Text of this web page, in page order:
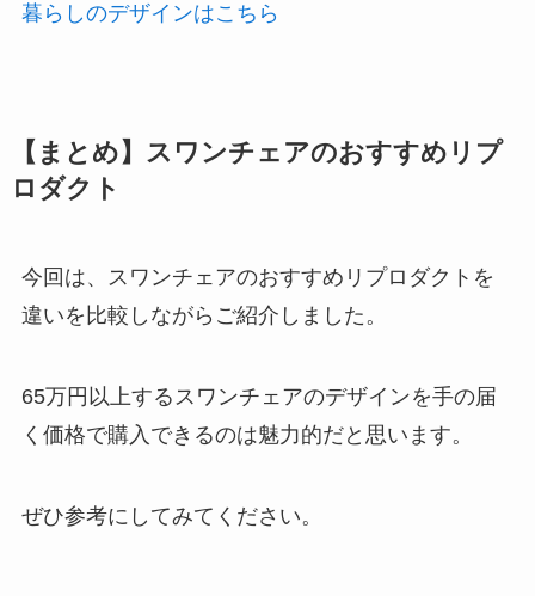
暮らしのデザインはこちら
【まとめ】スワンチェアのおすすめリプ
ロダクト
今回は、スワンチェアのおすすめリプロダクトを
違いを比較しながらご紹介しました。
65万円以上するスワンチェアのデザインを手の届
く価格で購入できるのは魅力的だと思います。
ぜひ参考にしてみてください。